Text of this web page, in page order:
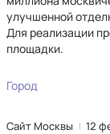
улучшенной
Для реализации
площадки.
Город
Сайт Москвы 12